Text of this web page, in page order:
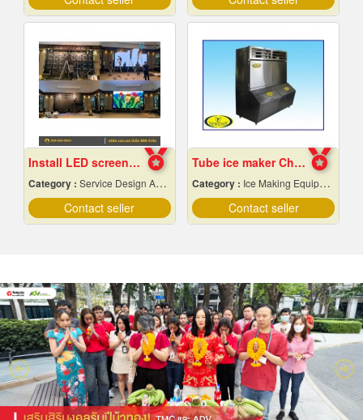
Install LED screens in hotel banquet halls
Category : Service Design And Advertising 24 Hours.
Contact seller
Tube ice maker Chiang Mai
Category : Ice Making Equipment & Machines
Contact seller